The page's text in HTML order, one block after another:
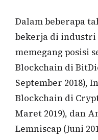
Dalam beberapa
bekerja di
memegang posisi
Blockchain di
September
Blockchain di
Maret 2019), dan
Lemniscap (Juni